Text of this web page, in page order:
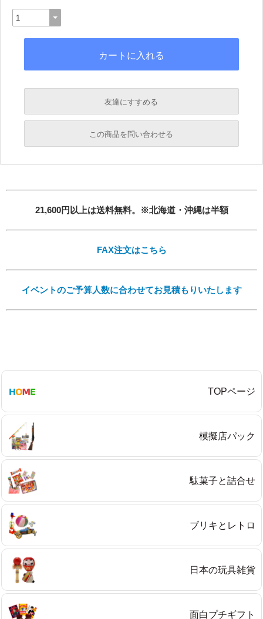
友達にすすめる
必須
この商品を問い合わせる
プライバシーポリシーをご確認ください。
プライバシーポリシーを確認しました。
21,600円以上は送料無料。※北海道・沖縄は半額
FAX注文はこちら
イベントのご予算人数に合わせてお見積もりいたします
TOPページ
模擬店パック
駄菓子と詰合せ
ブリキとレトロ
日本の玩具雑貨
面白プチギフト